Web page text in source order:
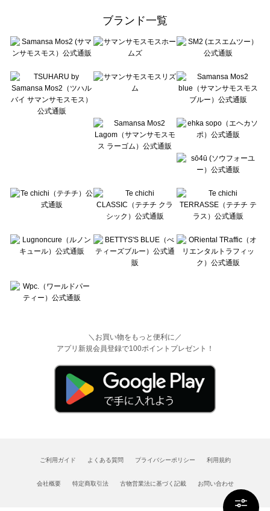
sō4ū（ソウフォーユー）のシューズ一覧
Te chichi（テチチ）のシューズ一覧
Te chichi CLASSIC（テチチ クラシック）のシューズ一覧
Lugnoncure（ルノンキュール）のシューズ一覧
BETTY'S BLUE（べティーズブルー）のシューズ一覧
Wpc.（ワールドパーティー）のシューズ一覧
ブランド一覧
＼お買い物をもっと便利に／
アプリ新規会員登録で100ポイントプレゼント！
ご利用ガイド よくある質問 プライバシーポリシー 利用規約
会社概要 特定商取引法 古物営業法に基づく記載 お問い合わせ